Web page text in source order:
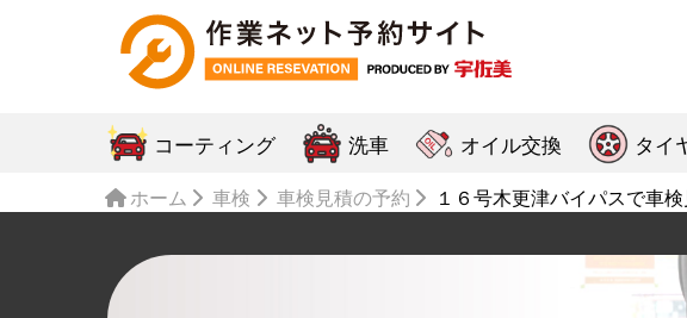
コーティング 洗車 オイル交換 タイ
ホーム 車検 車検見積の予約 １６号木更津バイパスで車